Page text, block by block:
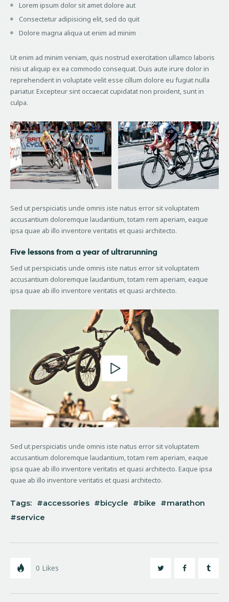
Lorem ipsum dolor sit amet dolore aut
Consectetur adipisicing elit, sed do quit
Dolore magna aliqua ut enim ad minim
Ut enim ad minim veniam, quis nostrud exercitation ullamco laboris
nisi ut aliquip ex ea commodo consequat. Duis aute irure dolor in
reprehenderit in voluptate velit esse cillum dolore eu fugiat nulla
pariatur. Excepteur sint occaecat cupidatat non proident, sunt in
culpa.
Sed ut perspiciatis unde omnis iste natus error sit voluptatem
accusantium doloremque laudantium, totam rem aperiam, eaque
ipsa quae ab illo inventore veritatis et quasi architecto.
Five lessons from a year of ultrarunning
Sed ut perspiciatis unde omnis iste natus error sit voluptatem
accusantium doloremque laudantium, totam rem aperiam, eaque
ipsa quae ab illo inventore veritatis et quasi architecto.
Sed ut perspiciatis unde omnis iste natus error sit voluptatem
accusantium doloremque laudantium, totam rem aperiam, eaque
ipsa quae ab illo inventore veritatis et quasi architecto. Eaque ipsa
quae ab illo inventore veritatis et quasi architecto.
Tags: accessories bicycle bike
marathon
service
0 Likes